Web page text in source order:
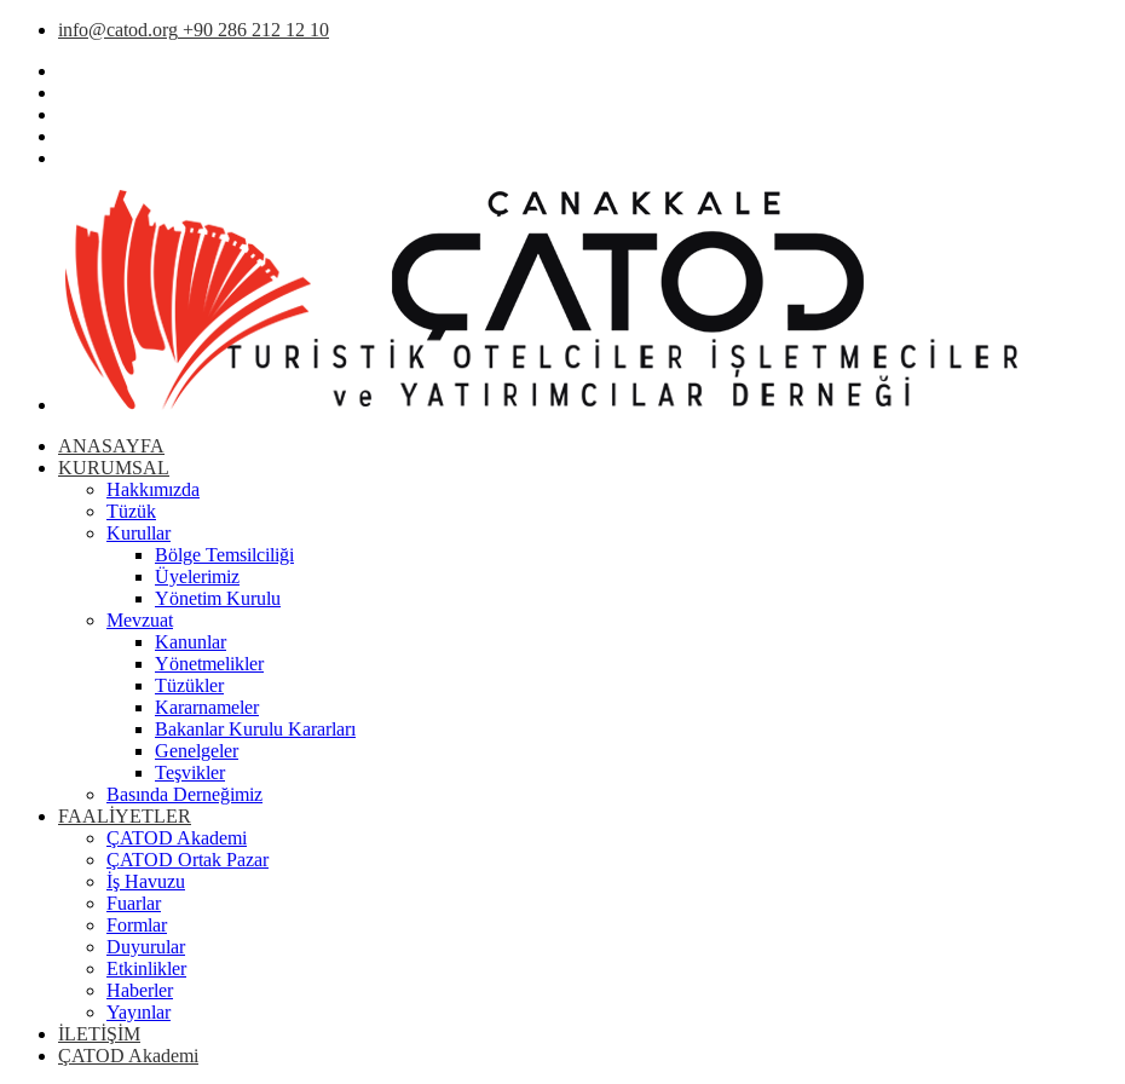
info@catod.org +90 286 212 12 10
ANASAYFA
KURUMSAL
Hakkımızda
Tüzük
Kurullar
Bölge Temsilciliği
Üyelerimiz
Yönetim Kurulu
Mevzuat
Kanunlar
Yönetmelikler
Tüzükler
Kararnameler
Bakanlar Kurulu Kararları
Genelgeler
Teşvikler
Basında Derneğimiz
FAALİYETLER
ÇATOD Akademi
ÇATOD Ortak Pazar
İş Havuzu
Fuarlar
Formlar
Duyurular
Etkinlikler
Haberler
Yayınlar
İLETİŞİM
ÇATOD Akademi